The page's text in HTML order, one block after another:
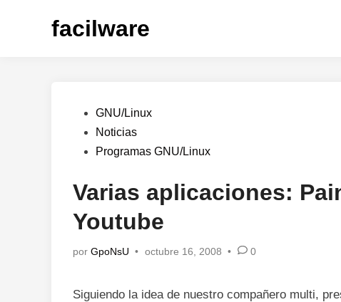
facilware
Publicado
en
GNU/Linux
Noticias
Programas GNU/Linux
Varias aplicaciones:
Youtube
por GpoNsU • octubre 16, 2008 • 0
Siguiendo la idea de nuestro compañero multi,